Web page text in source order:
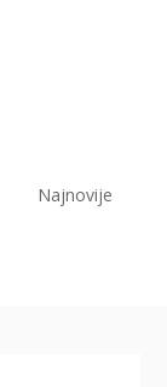
Najnovije